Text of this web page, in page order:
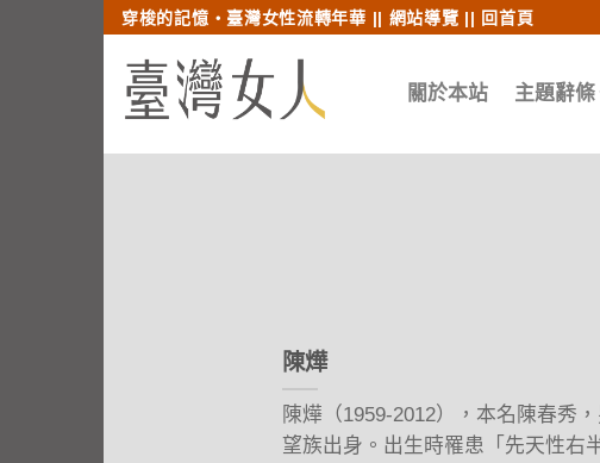
跳至內文
跳至索引列
穿梭的記憶‧臺灣女性流轉年華 || 網站導覽 || 回首頁
關於本站 主題辭條
陳燁
陳燁（1959-2012），本名陳春秀
望族出身。出生時罹患「先天性右